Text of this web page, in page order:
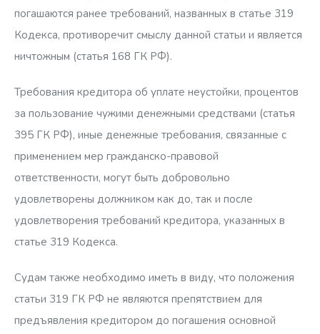
погашаются ранее требований, названных в статье 319
Кодекса, противоречит смыслу данной статьи и является
ничтожным (статья 168 ГК РФ).
Требования кредитора об уплате неустойки, процентов
за пользование чужими денежными средствами (статья
395 ГК РФ), иные денежные требования, связанные с
применением мер гражданско-правовой
ответственности, могут быть добровольно
удовлетворены должником как до, так и после
удовлетворения требований кредитора, указанных в
статье 319 Кодекса.
Судам также необходимо иметь в виду, что положения
статьи 319 ГК РФ не являются препятствием для
предъявления кредитором до погашения основной